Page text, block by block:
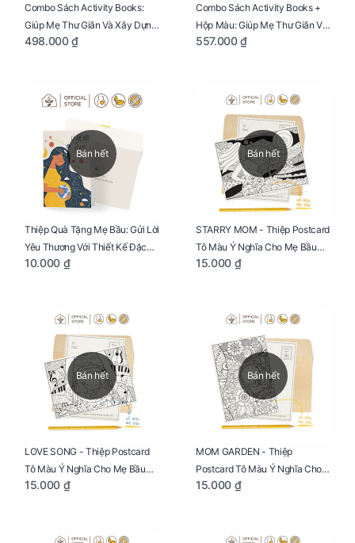
Combo Sách Activity Books:
Giúp Mẹ Thư Giãn Và Xây Dựng
Thai Kỳ Chu Đáo
498.000 ₫
Combo Sách Activity Books +
Hộp Màu: Giúp Mẹ Thư Giãn Và
Xây Dựng Thai Kỳ Chu Đáo
557.000 ₫
Bán hết
Thiệp Quà Tặng Mẹ Bầu: Gửi Lời
Yêu Thương Với Thiết Kế Đặc
Biệt Dành Riêng Cho Mẹ Bầu
10.000 ₫
Bán hết
STARRY MOM - Thiệp Postcard
Tô Màu Ý Nghĩa Cho Mẹ Bầu
Sáng Tạo, Thư Giãn Và Hạnh
15.000 ₫
Bán hết
LOVE SONG - Thiệp Postcard
Tô Màu Ý Nghĩa Cho Mẹ Bầu
Sáng Tạo, Thư Giãn Và Hạnh
15.000 ₫
Bán hết
MOM GARDEN - Thiệp
Postcard Tô Màu Ý Nghĩa Cho
Mẹ Bầu Sáng Tạo, Thư Giãn Và
15.000 ₫